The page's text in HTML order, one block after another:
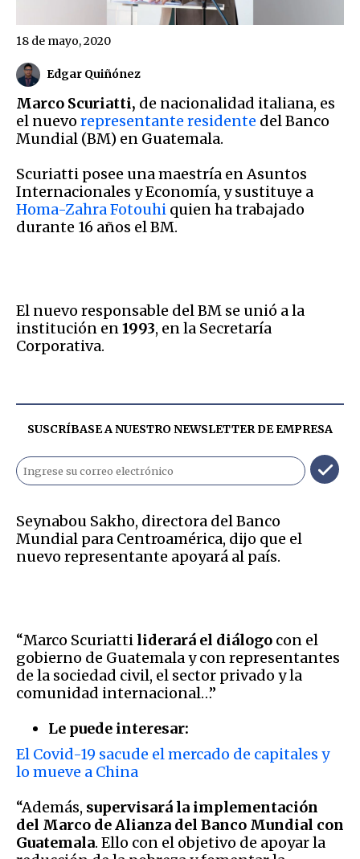
Edgar Quiñónez
18 de mayo, 2020
Marco Scuriatti, de nacionalidad italiana, es
el nuevo representante residente del Banco
Mundial (BM) en Guatemala.
Scuriatti posee una maestría en Asuntos
Internacionales y Economía, y sustituye a
Homa-Zahra Fotouhi quien ha trabajado
durante 16 años el BM.
El nuevo responsable del BM se unió a la
institución en1993, en la Secretaría
Corporativa.
SUSCRÍBASE A NUESTRO NEWSLETTER DEEMPRESA
Seynabou Sakho, directora del Banco
Mundial para Centroamérica, dijo que el
nuevo representante apoyará al país.
“Marco Scuriatti liderará el diálogo con el
gobierno de Guatemala y con representantes
de la sociedad civil, el sector privado y la
comunidad internacional…”
Le puede interesar:
El Covid-19 sacude el mercado de capitales y
lo mueve a China
“Además, supervisará la implementación
del Marco de Alianza del Banco Mundial con
Guatemala. Ello con el objetivo de apoyar la